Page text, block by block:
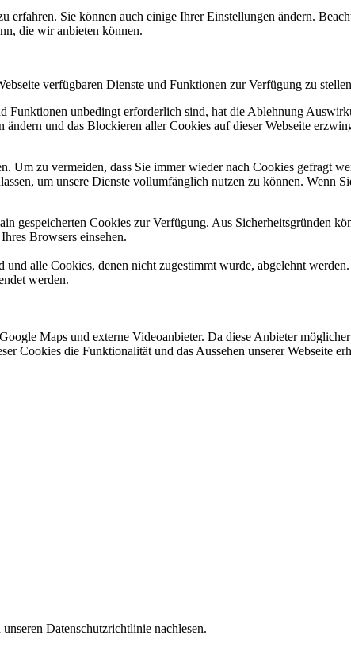
erfahren. Sie können auch einige Ihrer Einstellungen ändern.
die wir anbieten können.
verfügbaren Dienste und Funktionen zur Verfügung zu
Funktionen unbedingt erforderlich sind, hat die Ablehnung
und das Blockieren aller Cookies auf dieser Webseite
Um zu vermeiden, dass Sie immer wieder nach Cookies gefragt
um unsere Dienste vollumfänglich nutzen zu können. Wenn
gespeicherten Cookies zur Verfügung. Aus Sicherheitsgründen
Browsers einsehen.
alle Cookies, denen nicht zugestimmt wurde, abgelehnt
werden.
Maps und externe Videoanbieter. Da diese Anbieter
Cookies die Funktionalität und das Aussehen unserer Webseite
Datenschutzrichtlinie nachlesen.